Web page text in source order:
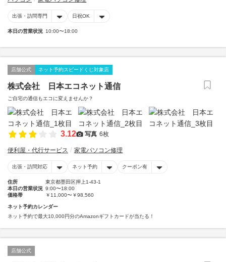
出張・訪問専門 日祝OK
本日の営業状況 10:00〜18:00
店舗公式 ネット予約スピードくじ対象店
株式会社 日本エコネット通信
ご自宅の通信もエコに変えませんか？
3.12 写真 6枚
便利屋・代行サービス 家電パソコン修理
出張・訪問対応 ネット予約 クーポン有
住所
東京都墨田区押上1-43-1
本日の営業状況 9:00〜18:00
価格帯
￥11,000〜￥98,560
ネット予約カレンダー
ネット予約で最大10,000円分のAmazonギフトカードが当たる！
店舗公式